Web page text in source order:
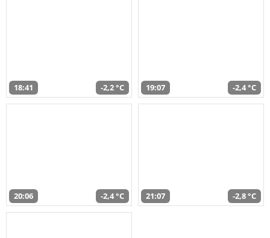
18:41 -2,2 °C 19:07 -2,4 °C
20:06 -2,4 °C 21:07 -2,8 °C